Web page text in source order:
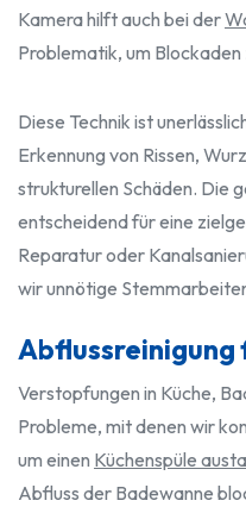
Kamera hilft auch bei der
Problematik, um
Diese Technik ist
Erkennung von Rissen,
strukturellen Schäden. Die
entscheidend für eine
Reparatur oder
wir unnötige
Abflussreinigung
Verstopfungen in Küche,
Probleme, mit denen wir
um einen Küchenspüle
Abfluss der Badewanne